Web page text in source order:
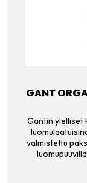
GANT
Gantin ylelliset
valmistettu